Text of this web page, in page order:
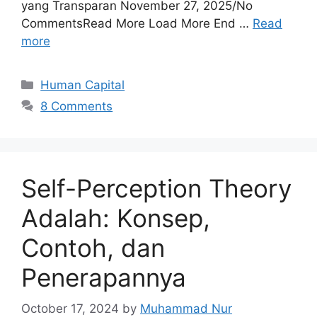
yang Transparan November 27, 2025/No
CommentsRead More Load More End … Read
more
Human Capital
8 Comments
Self-Perception Theory
Adalah: Konsep,
Contoh, dan
Penerapannya
October 17, 2024 by Muhammad Nur